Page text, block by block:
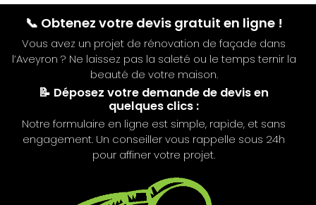
📞 Obtenez votre devis gratuit en ligne !
Vous avez un projet de rénovation de façade dans
l’Aveyron ? Ne laissez pas la saleté ou le temps ternir la
beauté de votre maison.
📝 Déposez votre demande de devis en
quelques clics :
Notre formulaire en ligne est simple, rapide, et sans
engagement. Un conseiller vous rappelle sous 24h
pour affiner votre projet.